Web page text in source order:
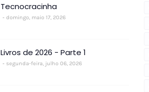
Tecnocracinha
domingo, maio 17, 2026
Livros de 2026 - Parte 1
segunda-feira, julho 06, 2026